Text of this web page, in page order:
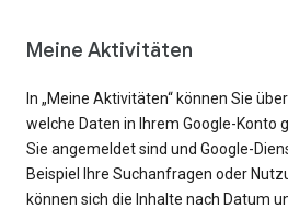
Meine Aktivitäten
In „Meine Aktivitäten“ können Sie
welche Daten in Ihrem Google-Konto
Sie angemeldet sind und Google-
Beispiel Ihre Suchanfragen oder
können sich die Inhalte nach Datum